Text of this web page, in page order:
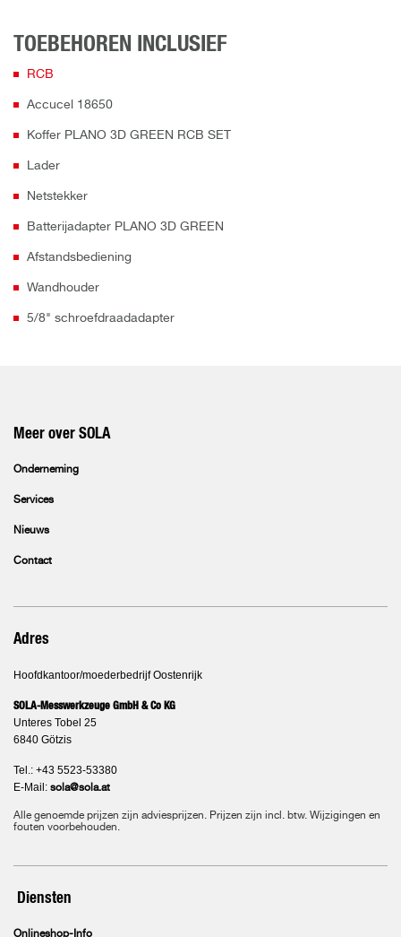
TOEBEHOREN INCLUSIEF
RCB
Accucel 18650
Koffer PLANO 3D GREEN RCB SET
Lader
Netstekker
Batterijadapter PLANO 3D GREEN
Afstandsbediening
Wandhouder
5/8" schroefdraadadapter
Meer over SOLA
Onderneming
Services
Nieuws
Contact
Adres
Hoofdkantoor/moederbedrijf Oostenrijk
SOLA-Messwerkzeuge GmbH & Co KG
Unteres Tobel 25
6840 Götzis
Tel.: +43 5523-53380
E-Mail: sola@sola.at
Alle genoemde prijzen zijn adviesprijzen. Prijzen zijn incl. btw. Wijzigingen en
fouten voorbehouden.
Diensten
Onlineshop-Info